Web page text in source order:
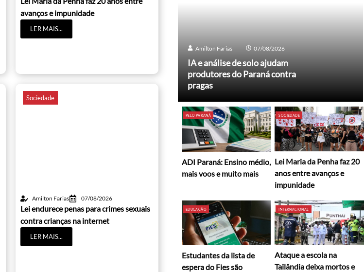
avanços e impunidade
LER MAIS...
Sociedade
Amilton Farias 07/08/2026
Lei endurece penas para crimes sexuais
contra crianças na internet
LER MAIS...
Amilton Farias 07/08/2026
IA e análise de solo ajudam
produtores do Paraná contra
pragas
PELO PARANÁ
ADI Paraná: Ensino médio,
mais voos e muito mais
SOCIEDADE
Lei Maria da Penha faz 20
anos entre avanços e
impunidade
EDUCAÇÃO
Estudantes da lista de
espera do Fies são
INTERNACIONAL
Ataque a escola na
Tailândia deixa mortos e